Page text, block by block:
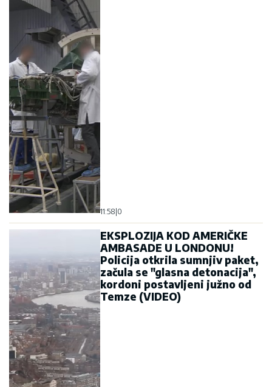
11:58|0
EKSPLOZIJA KOD AMERIČKE
AMBASADE U LONDONU!
Policija otkrila sumnjiv paket,
začula se "glasna detonacija",
kordoni postavljeni južno od
Temze (VIDEO)